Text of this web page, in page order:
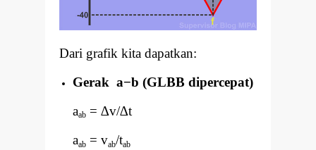
Dari grafik kita dapatkan:
Gerak a−b (GLBB dipercepat)
aab = ∆v/∆t
aab = vab/tab